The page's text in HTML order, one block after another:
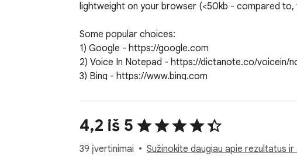
lightweight on your browser (<50kb - compared
Some popular choices:
1) Google - https://google.com
2) Voice In Notepad - https://dictanote.co/voicein/
3) Bing - https://www.bing.com
5) Blank Page - about:blank
You can also set it to a local file path like file:///C:/
4,2 iš 5
39 įvertinimai Sužinokite daugiau apie rezultatus ir